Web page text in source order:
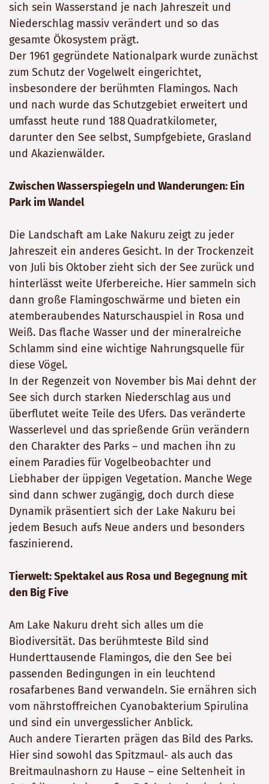
sich sein Wasserstand je nach Jahreszeit und
Niederschlag massiv verändert und so das
gesamte Ökosystem prägt.
Der 1961 gegründete Nationalpark wurde zunächst
zum Schutz der Vogelwelt eingerichtet,
insbesondere der berühmten Flamingos. Nach
und nach wurde das Schutzgebiet erweitert und
umfasst heute rund 188 Quadratkilometer,
darunter den See selbst, Sumpfgebiete, Grasland
und Akazienwälder.
Zwischen Wasserspiegeln und Wanderungen: Ein
Park im Wandel
Die Landschaft am Lake Nakuru zeigt zu jeder
Jahreszeit ein anderes Gesicht. In der Trockenzeit
von Juli bis Oktober zieht sich der See zurück und
hinterlässt weite Uferbereiche. Hier sammeln sich
dann große Flamingoschwärme und bieten ein
atemberaubendes Naturschauspiel in Rosa und
Weiß. Das flache Wasser und der mineralreiche
Schlamm sind eine wichtige Nahrungsquelle für
diese Vögel.
In der Regenzeit von November bis Mai dehnt der
See sich durch starken Niederschlag aus und
überflutet weite Teile des Ufers. Das veränderte
Wasserlevel und das sprießende Grün verändern
den Charakter des Parks – und machen ihn zu
einem Paradies für Vogelbeobachter und
Liebhaber der üppigen Vegetation. Manche Wege
sind dann schwer zugängig, doch durch diese
Dynamik präsentiert sich der Lake Nakuru bei
jedem Besuch aufs Neue anders und besonders
faszinierend.
Tierwelt: Spektakel aus Rosa und Begegnung mit
den Big Five
Am Lake Nakuru dreht sich alles um die
Biodiversität. Das berühmteste Bild sind
Hunderttausende Flamingos, die den See bei
passenden Bedingungen in ein leuchtend
rosafarbenes Band verwandeln. Sie ernähren sich
vom nährstoffreichen Cyanobakterium Spirulina
und sind ein unvergesslicher Anblick.
Auch andere Tierarten prägen das Bild des Parks.
Hier sind sowohl das Spitzmaul- als auch das
Breitmaulnashorn zu Hause – eine Seltenheit in